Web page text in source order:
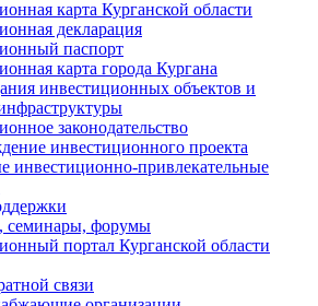
карта Курганской области
декларация
паспорт
карта города Кургана
инвестиционных объектов и
законодательство
инвестиционного проекта
инвестиционно-привлекательные
семинары, форумы
портал Курганской области
связи